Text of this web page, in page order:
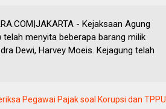
- Kejaksaan Agung
telah menyita beberapa barang milik
Dewi, Harvey Moeis. Kejagung telah
Pegawai Pajak soal Korupsi dan TPPU